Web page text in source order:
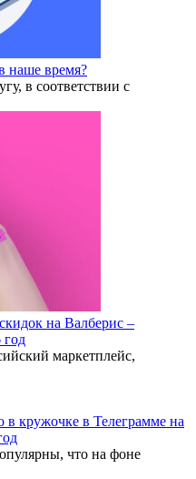
наше время?
в соответствии с
на Валберис –
год
маркетплейс,
в кружочке в Телеграмме на
что на фоне